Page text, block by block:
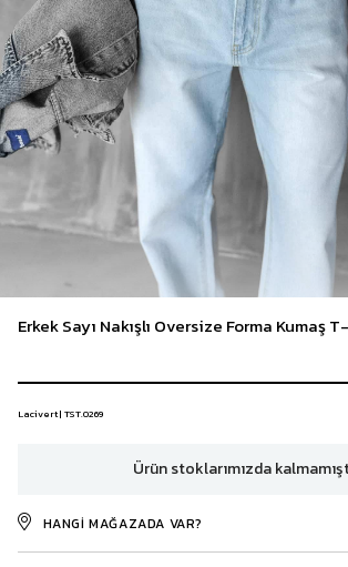
Erkek Sayı Nakışlı Oversize Forma Kumaş
Lacivert | TST.0269
Ürün stoklarımızda
HANGI MAĞAZADA VAR?